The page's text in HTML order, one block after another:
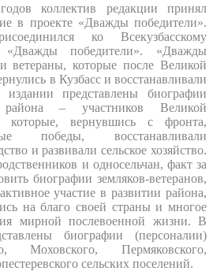
коллектив редакции принял
в проекте «Дважды победители».
ко Всекузбасскому
«Дважды победители». «Дважды
ветераны, которые после Великой
в Кузбасс и восстанавливали
представлены биографии
района – участников Великой
которые, вернувшись с фронта,
победы, восстанавливали
и развивали сельское хозяйство.
и односельчан, факт за
биографии земляков-ветеранов,
участие в развитии района,
на благо своей страны и многое
мирной послевоенной жизни. В
биографии (персоналии)
Моховского, Пермяковского,
сельских поселений.